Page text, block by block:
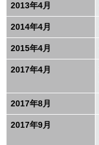
2013年4月
2014年4月
2015年4月
2017年4月
2017年8月
2017年9月